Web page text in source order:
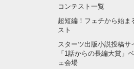
コンテスト一覧
超短編！フェチから始ま
スト
スターツ出版小説投稿サ
「1話からの長編大賞」
ェ会場